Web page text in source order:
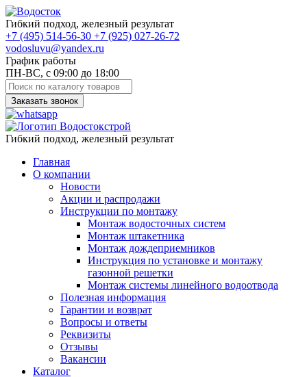
Гибкий подход, железный результат
+7 (495) 514-56-30 +7 (925) 027-26-72
vodosluvu@yandex.ru
График работы
ПН-ВС, с 09:00 до 18:00
Заказать звонок
Гибкий подход, железный результат
Главная
О компании
Новости
Акции и распродажи
Инструкции по монтажу
Монтаж водосточных систем
Монтаж штакетника
Монтаж дождеприемников
Инструкция по установке и монтажу
газонной решетки
Монтаж системы линейного водоотвода
Полезная информация
Гарантии и возврат
Вопросы и ответы
Реквизиты
Отзывы
Вакансии
Каталог